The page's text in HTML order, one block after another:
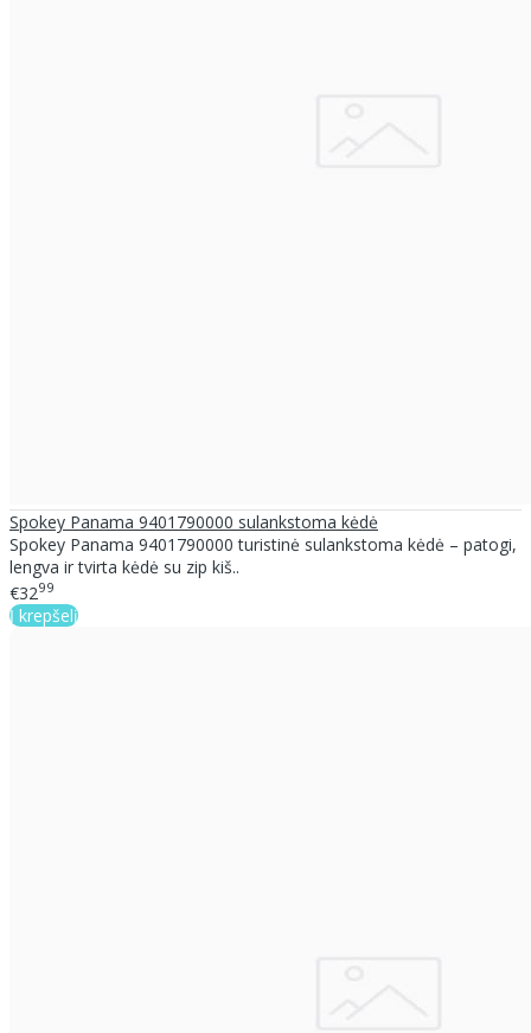
Spokey Panama 9401790000 sulankstoma kėdė
Spokey Panama 9401790000 turistinė sulankstoma kėdė – patogi,
lengva ir tvirta kėdė su zip kiš..
€3299
Į krepšelį